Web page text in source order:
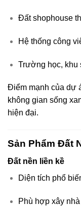
Đất shophouse
Hệ thống công
Trường học, khu
Điểm mạnh của dự
không gian sống
hiện đại.
Sản Phẩm Đất
Đất nền liền kề
Diện tích phổ
Phù hợp xây